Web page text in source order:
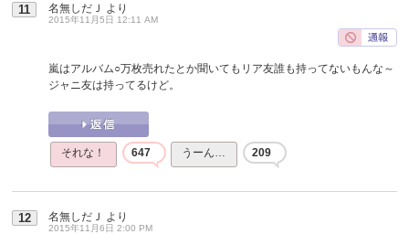
11 名無しだＪ より
2015年11月5日 12:11 AM
嵐はアルバム○万枚売れたとか聞いてもリア友誰も持ってないもんな～
ジャニ友は持ってるけど。
それな！ 647 うーん… 209
12 名無しだＪ より
2015年11月6日 2:00 PM